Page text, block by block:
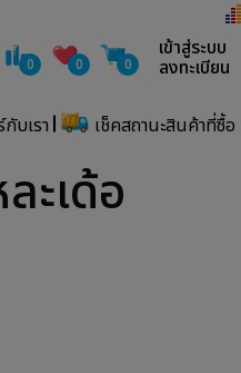
0 0 0
เข้าสู่ระบบ
ลงทะเบียน
บเรา เช็คสถานะสินค้าที่ซื้อ
ะเด้อ